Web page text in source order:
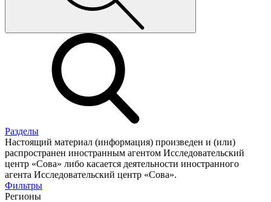
Разделы
Настоящий материал (информация) произведен и (или)
распространен иностранным агентом Исследовательский
центр «Сова» либо касается деятельности иностранного
агента Исследовательский центр «Сова».
Фильтры
Регионы